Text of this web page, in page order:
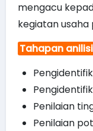
mengacu
kegiatan usaha
Tahapan
Penilaian
Penilaian